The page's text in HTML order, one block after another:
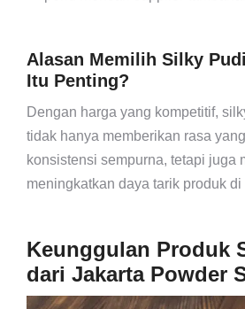
Alasan Memilih Silky
Itu Penting?
Dengan harga yang kompetitif,
tidak hanya memberikan rasa
konsistensi sempurna, tetapi juga
meningkatkan daya tarik produk
Keunggulan Produk
dari Jakarta Powder